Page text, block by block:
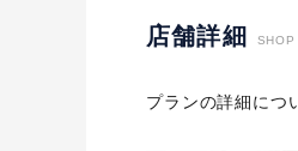
店舗詳細 SHOP
プランの詳細につ